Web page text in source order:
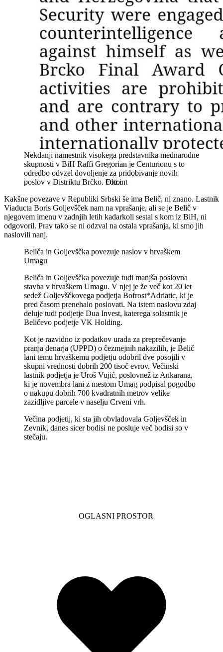
Nekdanji namestnik visokega predstavnika mednarodne
skupnosti v BiH Raffi Gregorian je Centurionu s to
odredbo odvzel dovoljenje za pridobivanje novih
poslov v Distriktu Brčko. Ohr.int
Kakšne povezave v Republiki Srbski še ima Belič, ni znano. Lastnik
Viaducta Boris Goljevšček nam na vprašanje, ali se je Belič v
njegovem imenu v zadnjih letih kadarkoli sestal s kom iz BiH, ni
odgovoril. Prav tako se ni odzval na ostala vprašanja, ki smo jih
naslovili nanj.
Beliča in Goljevščka povezuje naslov v hrvaškem
Umagu
Beliča in Goljevščka povezuje tudi manjša poslovna
stavba v hrvaškem Umagu. V njej je že več kot 20 let
sedež Goljevščkovega podjetja Bofrost*Adriatic, ki je
pred časom prenehalo poslovati. Na istem naslovu zdaj
deluje tudi podjetje Dua Invest, katerega solastnik je
Beličevo podjetje VK Holding.
Kot je razvidno iz podatkov urada za preprečevanje
pranja denarja (UPPD) o čezmejnih nakazilih, je Belič
lani temu hrvaškemu podjetju odobril dve posojili v
skupni vrednosti dobrih 200 tisoč evrov. Večinski
lastnik podjetja je Uroš Vujić, poslovnež iz Ankarana,
ki je novembra lani z mestom Umag podpisal pogodbo
o nakupu dobrih 700 kvadratnih metrov velike
zazidljive parcele v naselju Crveni vrh.
Večina podjetij, ki sta jih obvladovala Goljevšček in
Zevnik, danes sicer bodisi ne posluje več bodisi so v
stečaju.